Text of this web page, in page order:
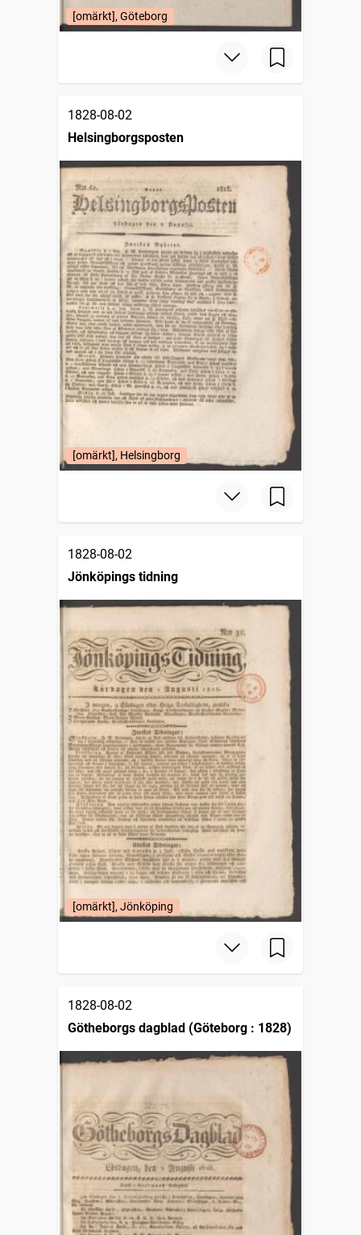
[omärkt], Göteborg
1828-08-02
Helsingborgsposten
[omärkt], Helsingborg
1828-08-02
Jönköpings tidning
[omärkt], Jönköping
1828-08-02
Götheborgs dagblad (Göteborg : 1828)